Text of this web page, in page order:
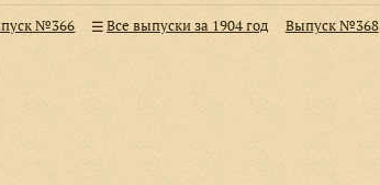
№366 Все выпуски за 1904 год Выпуск №368